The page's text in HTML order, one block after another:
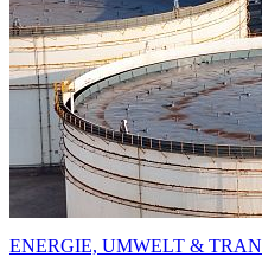
ENERGIE, UMWELT &